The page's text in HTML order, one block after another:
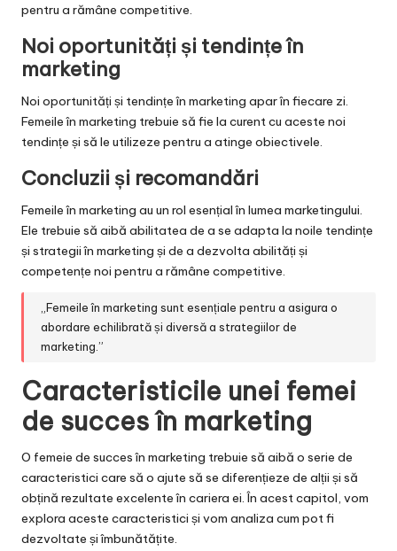
pentru a rămâne competitive.
Noi oportunități și tendințe în
marketing
Noi oportunități și tendințe în marketing apar în fiecare zi.
Femeile în marketing trebuie să fie la curent cu aceste noi
tendințe și să le utilizeze pentru a atinge obiectivele.
Concluzii și recomandări
Femeile în marketing au un rol esențial în lumea marketingului.
Ele trebuie să aibă abilitatea de a se adapta la noile tendințe
și strategii în marketing și de a dezvolta abilități și
competențe noi pentru a rămâne competitive.
„Femeile în marketing sunt esențiale pentru a asigura o
abordare echilibrată și diversă a strategiilor de
marketing.”
Caracteristicile unei femei
de succes în marketing
O femeie de succes în marketing trebuie să aibă o serie de
caracteristici care să o ajute să se diferențieze de alții și să
obțină rezultate excelente în cariera ei. În acest capitol, vom
explora aceste caracteristici și vom analiza cum pot fi
dezvoltate și îmbunătățite.